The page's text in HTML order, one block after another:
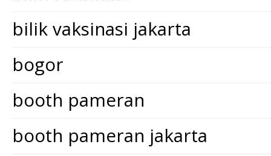
bilik vaksinasi jakarta
bogor
booth pameran
booth pameran jakarta